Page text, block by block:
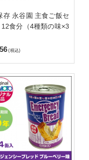
存 永谷園 主食ご飯セ
12食分（4種類の味×3
(税込)